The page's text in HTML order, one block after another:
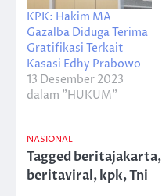
KPK: Hakim MA
Gazalba Diduga Terima
Gratifikasi Terkait
Kasasi Edhy Prabowo
13 Desember 2023
dalam "HUKUM"
NASIONAL
Taggedberitajakarta,
beritaviral,kpk,Tni